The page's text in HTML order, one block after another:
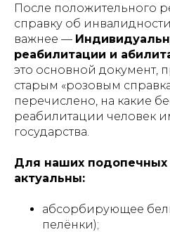
После положительного
справку об
важнее —
реабилитации и
это основной
старым «розовым
перечислено, на какие
реабилитации человек
государства.
Для наших подопечных
актуальны:
абсорбирующее
пелёнки);